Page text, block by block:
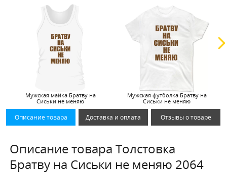
Мужская майка Братву на
Сиськи не меняю
Мужская футболка Братву на
Сиськи не меняю
Описание товара Доставка и оплата Отзывы о товаре
Описание товара Толстовка
Братву на Сиськи не меняю 2064